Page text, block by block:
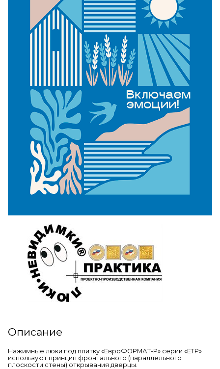
Описание
Нажимные люки под плитку «ЕвроФОРМАТ-Р» серии «ЕТР»
используют принцип фронтального (параллельного
плоскости стены) открывания дверцы.